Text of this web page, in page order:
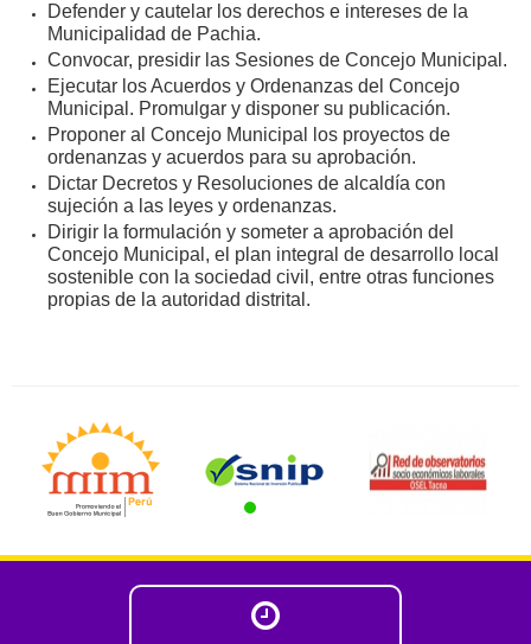
Defender y cautelar los derechos e intereses de la
Municipalidad de Pachia.
Convocar, presidir las Sesiones de Concejo Municipal.
Ejecutar los Acuerdos y Ordenanzas del Concejo
Municipal. Promulgar y disponer su publicación.
Proponer al Concejo Municipal los proyectos de
ordenanzas y acuerdos para su aprobación.
Dictar Decretos y Resoluciones de alcaldía con
sujeción a las leyes y ordenanzas.
Dirigir la formulación y someter a aprobación del
Concejo Municipal, el plan integral de desarrollo local
sostenible con la sociedad civil, entre otras funciones
propias de la autoridad distrital.